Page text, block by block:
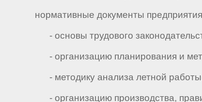
нормативные документы
- основы трудового
- организацию планирования и
- методику анализа летной
- организацию производства,